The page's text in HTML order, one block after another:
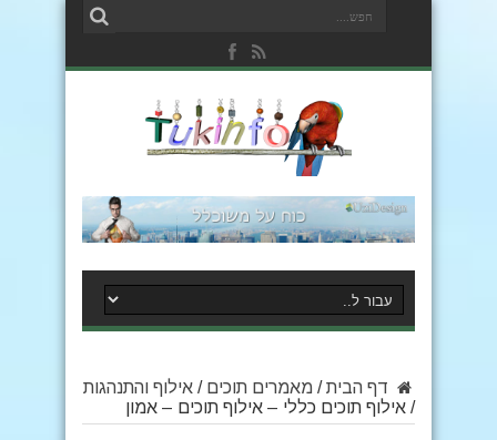
דף הבית / מאמרים תוכים / אילוף והתנהגות
/ אילוף תוכים כללי – אילוף תוכים – אמון